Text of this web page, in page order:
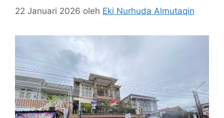
22 Januari 2026 oleh Eki Nurhuda Almutaqin